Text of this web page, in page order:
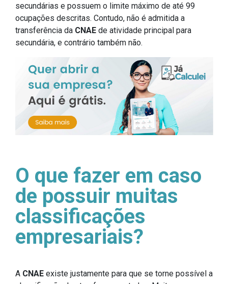
secundárias e possuem o limite máximo de até 99
ocupações descritas. Contudo, não é admitida a
transferência da CNAE de atividade principal para
secundária, e contrário também não.
O que fazer em caso
de possuir muitas
classificações
empresariais?
A CNAE existe justamente para que se torne possível a